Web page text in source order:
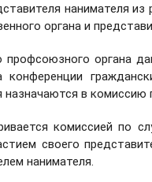
нанимателя
органа и
органа
назначаются в
комиссией по
своего
нанимателя.